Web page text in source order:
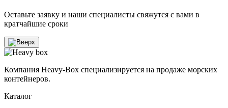
Оставьте заявку и наши специалисты свяжутся с вами в
кратчайшие сроки
Компания Heavy-Box специализируется на продаже морских
контейнеров.
Каталог